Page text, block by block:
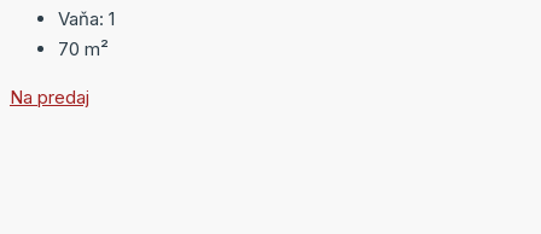
Vaňa: 1
70 m²
Na predaj